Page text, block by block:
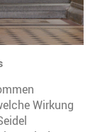
Wirkung